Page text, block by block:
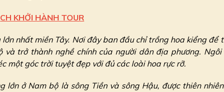
KHỞI HÀNH TOUR
nhất miền Tây. Nơi đây ban đầu chỉ trồng hoa kiểng để
trở thành nghề chính của người dân địa phương. Ngôi
một góc trời tuyệt đẹp với đủ các loài hoa rực rỡ.
lớn ở Nam bộ là sông Tiền và sông Hậu, được thiên